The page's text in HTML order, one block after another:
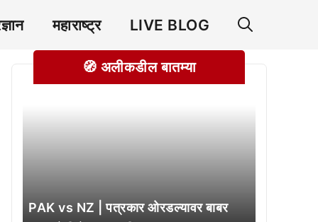
महाराष्ट्र LIVE BLOG
🧭 अलीकडील बातम्या
PAK vs NZ | पत्रकार ओरडल्यावर बाबर